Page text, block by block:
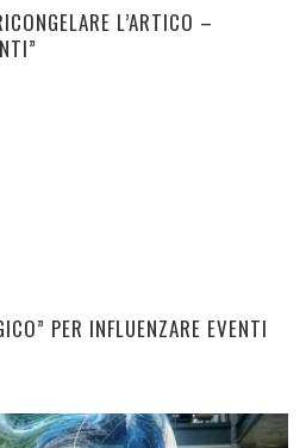
L’ARTICO –
PER INFLUENZARE EVENTI